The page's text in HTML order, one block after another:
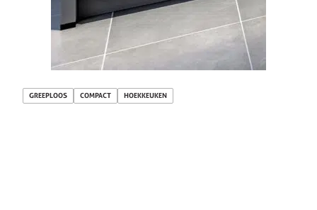
GREEPLOOS COMPACT HOEKKEUKEN